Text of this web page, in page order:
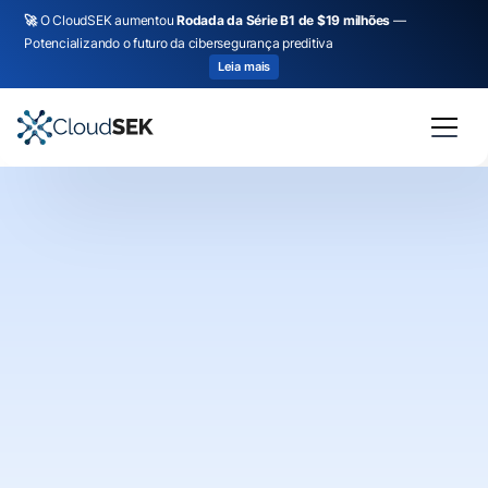
🚀O CloudSEK aumentouRodada da Série B1 de $19 milhões —
Potencializando o futuro da cibersegurança preditiva
Leia mais